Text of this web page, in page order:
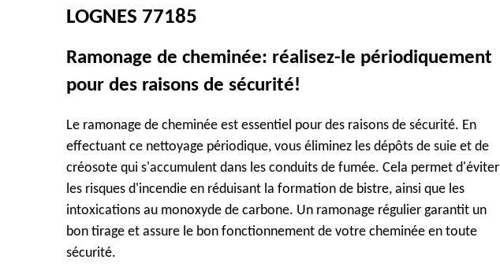
LOGNES 77185
Ramonage de cheminée: réalisez-le périodiquement
pour des raisons de sécurité!
Le ramonage de cheminée est essentiel pour des raisons de sécurité. En
effectuant ce nettoyage périodique, vous éliminez les dépôts de suie et de
créosote qui s'accumulent dans les conduits de fumée. Cela permet d'éviter
les risques d'incendie en réduisant la formation de bistre, ainsi que les
intoxications au monoxyde de carbone. Un ramonage régulier garantit un
bon tirage et assure le bon fonctionnement de votre cheminée en toute
sécurité.